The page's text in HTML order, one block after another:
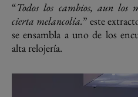
“Todos los cambios, aun los
cierta melancolía.” este
se ensambla a uno de los
alta relojería.